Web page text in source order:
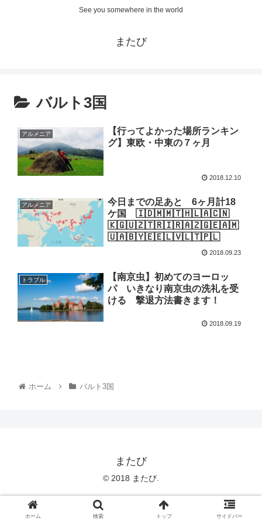
See you somewhere in the world
またび
バルト3国
アルメニア
【行ってよかった場所ランキン
グ】東欧・中東の７ヶ月
2018.12.10
アルメニア
今日までの足あと 6ヶ月計18
ケ国 🇮🇩🇲🇲🇹🇭🇱🇦🇨🇳
🇰🇬🇺🇿🇹🇷🇮🇷🇦🇿🇬🇪🇦🇲
🇺🇦🇧🇾🇪🇪🇱🇻🇱🇹🇵🇱
2018.09.23
トラブル
【南京虫】初めてのヨーロッ
パ いきなり南京虫の洗礼を受
ける 撃退方法書きます！
2018.09.19
ホーム バルト3国
またび
© 2018 またび.
ホーム 検索 トップ サイドバー